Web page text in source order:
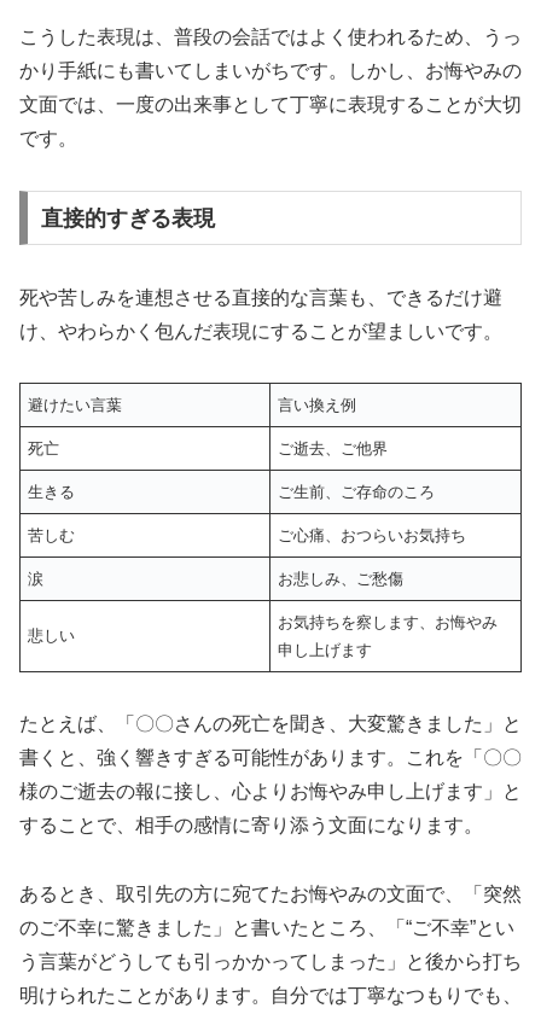
こうした表現は、普段の会話ではよく使われるため、うっ
かり手紙にも書いてしまいがちです。しかし、お悔やみの
文面では、一度の出来事として丁寧に表現することが大切
です。
直接的すぎる表現
死や苦しみを連想させる直接的な言葉も、できるだけ避
け、やわらかく包んだ表現にすることが望ましいです。
避けたい言葉 言い換え例
死亡 ご逝去、ご他界
生きる ご生前、ご存命のころ
苦しむ ご心痛、おつらいお気持ち
涙 お悲しみ、ご愁傷
悲しい
お気持ちを察します、お悔やみ
申し上げます
たとえば、「〇〇さんの死亡を聞き、大変驚きました」と
書くと、強く響きすぎる可能性があります。これを「〇〇
様のご逝去の報に接し、心よりお悔やみ申し上げます」と
することで、相手の感情に寄り添う文面になります。
あるとき、取引先の方に宛てたお悔やみの文面で、「突然
のご不幸に驚きました」と書いたところ、「“ご不幸”とい
う言葉がどうしても引っかかってしまった」と後から打ち
明けられたことがあります。自分では丁寧なつもりでも、